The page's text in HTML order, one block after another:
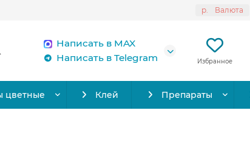
р. Валюта
Написать в MAX
Написать в Telegram
Избранное
цветные Клей Препараты